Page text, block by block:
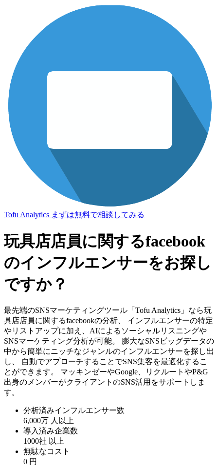
Tofu Analytics まずは無料で相談してみる
玩具店店員に関するfacebook
のインフルエンサーをお探し
ですか？
最先端のSNSマーケティングツール「Tofu Analytics」なら玩
具店店員に関するfacebookの分析、 インフルエンサーの特定
やリストアップに加え、AIによるソーシャルリスニングや
SNSマーケティング分析が可能。 膨大なSNSビッグデータの
中から簡単にニッチなジャンルのインフルエンサーを探し出
し、 自動でアプローチすることでSNS集客を最適化するこ
とができます。 マッキンゼーやGoogle、リクルートやP&G
出身のメンバーがクライアントのSNS活用をサポートしま
す。
分析済みインフルエンサー数
6,000万 人以上
導入済み企業数
1000社 以上
無駄なコスト
0 円